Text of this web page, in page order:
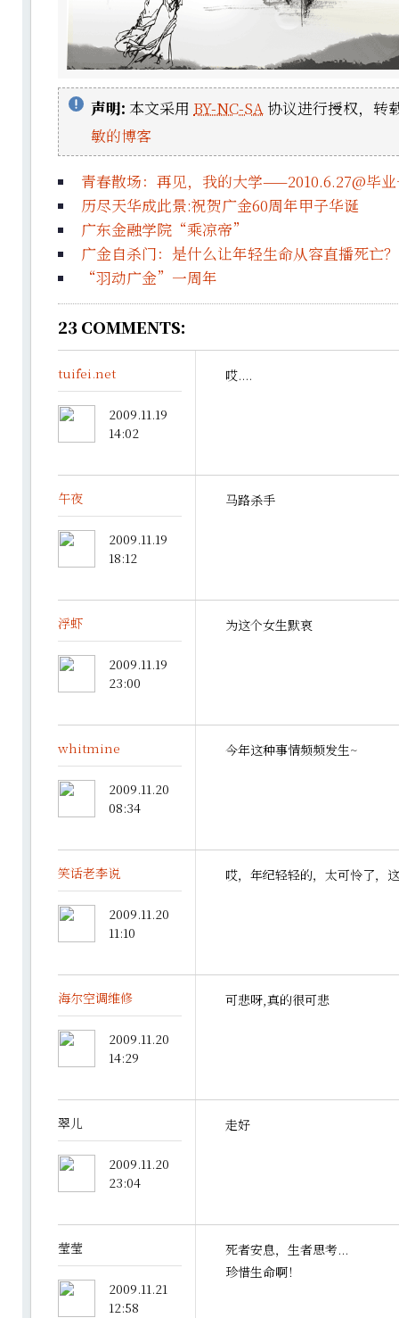
声明: 本文采用 BY-NC-SA 协议进行授权，转
敏的博客
青春散场：再见，我的大学——2010.6.27@毕
历尽天华成此景:祝贺广金60周年甲子华诞
广东金融学院“乘凉帝”
广金自杀门：是什么让年轻生命从容直播死亡？
“羽动广金”一周年
23COMMENTS:
哎....
tuifei.net
2009.11.19
14:02
马路杀手
午夜
2009.11.19
18:12
为这个女生默哀
浮虾
2009.11.19
23:00
今年这种事情频频发生~
whitmine
2009.11.20
08:34
哎，年纪轻轻的，太可怜了，
笑话老李说
2009.11.20
11:10
可悲呀,真的很可悲
海尔空调维修
2009.11.20
14:29
走好
翠儿
2009.11.20
23:04
死者安息，生者思考...
珍惜生命啊！
莹莹
2009.11.21
12:58